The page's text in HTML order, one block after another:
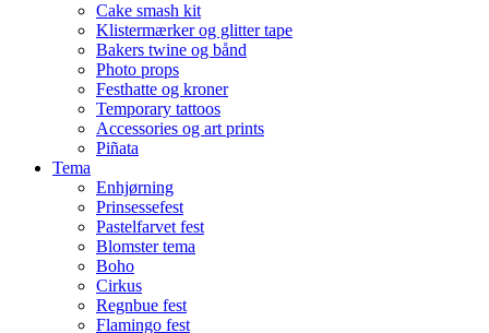
Cake smash kit
Klistermærker og glitter tape
Bakers twine og bånd
Photo props
Festhatte og kroner
Temporary tattoos
Accessories og art prints
Piñata
Tema
Enhjørning
Prinsessefest
Pastelfarvet fest
Blomster tema
Boho
Cirkus
Regnbue fest
Flamingo fest